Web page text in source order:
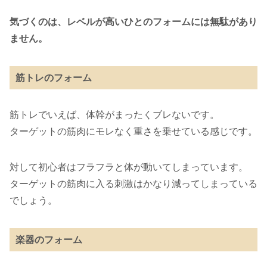
気づくのは、レベルが高いひとのフォームには無駄があり
ません。
筋トレのフォーム
筋トレでいえば、体幹がまったくブレないです。
ターゲットの筋肉にモレなく重さを乗せている感じです。
対して初心者はフラフラと体が動いてしまっています。
ターゲットの筋肉に入る刺激はかなり減ってしまっている
でしょう。
楽器のフォーム